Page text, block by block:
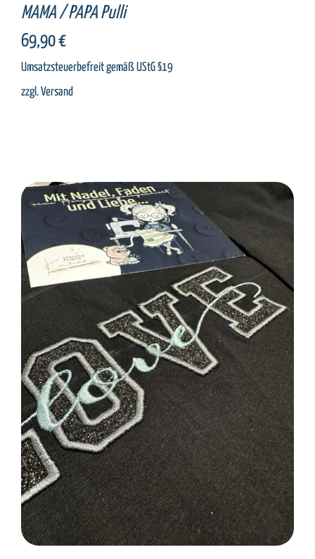
MAMA / PAPA Pulli
69,90€
Umsatzsteuerbefreit gemäß UStG §19
zzgl.Versand
SELECT OPTIONS / DETAILS